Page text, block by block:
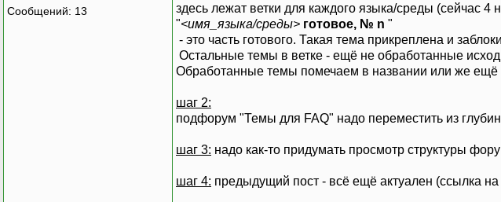
Сообщений: 13
здесь лежат ветки для каждого языка/среды (сейчас
"<имя_языка/среды> готовое, № n "
- это часть готового. Такая тема прикреплена и
Остальные темы в ветке - ещё не обработанные
Обработанные темы помечаем в названии или же ещё
шаг 2:
подфорум "Темы для FAQ" надо переместить из
шаг 3: надо как-то придумать просмотр структуры
шаг 4: предыдущий пост - всё ещё актуален (ссылка